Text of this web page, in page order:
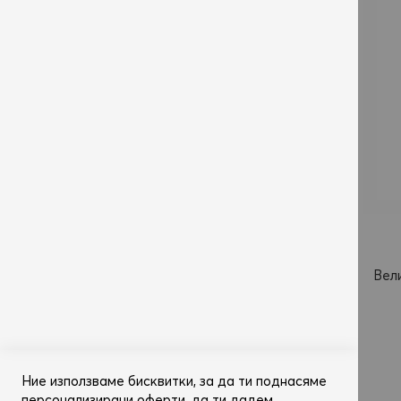
Ние използваме бисквитки, за да ти поднасяме